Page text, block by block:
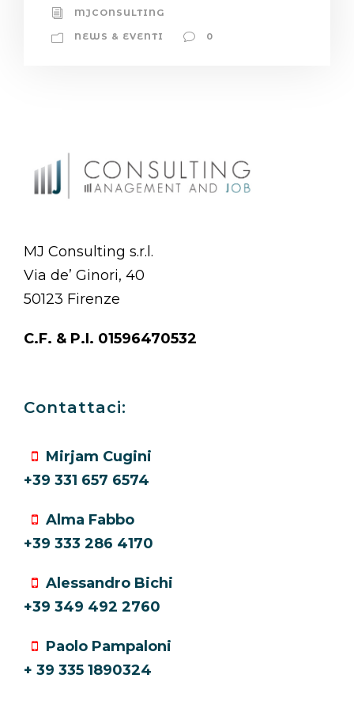
MJCONSULTING
NEWS & EVENTI 0
MJ Consulting s.r.l.
Via de’ Ginori, 40
50123 Firenze
C.F. & P.I. 01596470532
Contattaci:
Mirjam Cugini
+39 331 657 6574
Alma Fabbo
+39 333 286 4170
Alessandro Bichi
+39 349 492 2760
Paolo Pampaloni
+ 39 335 1890324